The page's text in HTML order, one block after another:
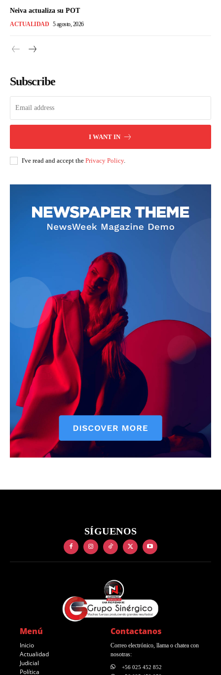
Neiva actualiza su POT
ACTUALIDAD 5 agosto, 2026
Subscribe
I WANT IN
I've read and accept the Privacy Policy.
SÍGUENOS
Menú
Inicio
Actualidad
Judicial
Política
Contactanos
Correo electrónico, llama o chatea con
nosotras:
+56 025 452 852